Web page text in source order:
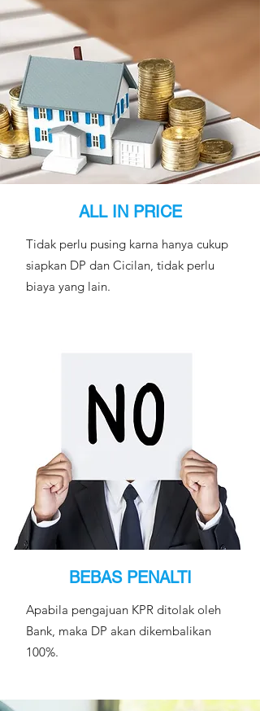
ALL IN PRICE
Tidak perlu pusing karna hanya cukup
siapkan DP dan Cicilan, tidak perlu
biaya yang lain.
BEBAS PENALTI
Apabila pengajuan KPR ditolak oleh
Bank, maka DP akan dikembalikan
100%.